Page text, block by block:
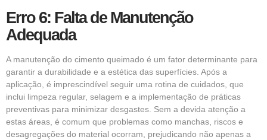
Erro 6: Falta de Manutenção
Adequada
A manutenção do cimento queimado é um fator determinante para
garantir a durabilidade e a estética das superfícies. Após a
aplicação, é imprescindível seguir uma rotina de cuidados, que
inclui limpeza regular, selagem e a implementação de práticas
preventivas para minimizar desgastes. Sem a devida atenção a
estas áreas, é comum que problemas como manchas, riscos e
desagregações do material ocorram, prejudicando não apenas a